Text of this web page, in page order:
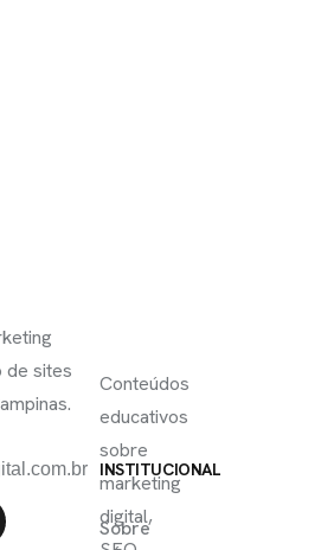
de sites
INSTITUCIONAL
Sobre
Conteúdos
educativos
sobre
marketing
digital,